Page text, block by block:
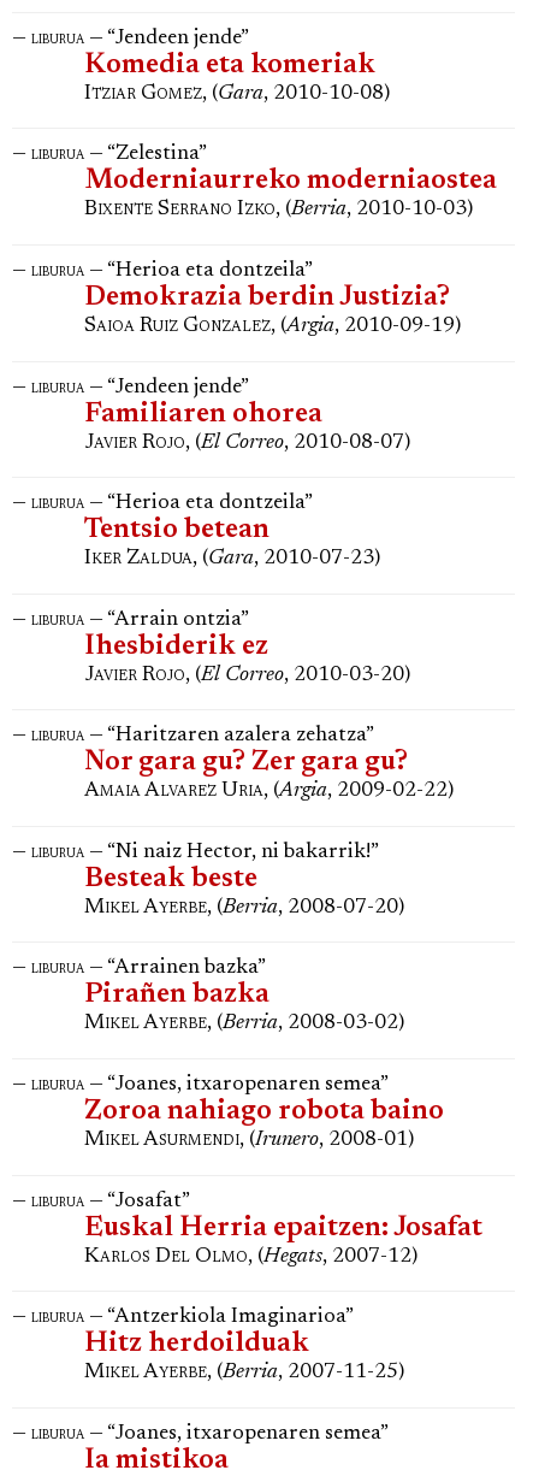
— liburua — “Jendeen jende”
Komedia eta komeriak
Itziar Gomez, (Gara, 2010-10-08)
— liburua — “Zelestina”
Moderniaurreko moderniaostea
Bixente Serrano Izko, (Berria, 2010-10-03)
— liburua — “Herioa eta dontzeila”
Demokrazia berdin Justizia?
Saioa Ruiz Gonzalez, (Argia, 2010-09-19)
— liburua — “Jendeen jende”
Familiaren ohorea
Javier Rojo, (El Correo, 2010-08-07)
— liburua — “Herioa eta dontzeila”
Tentsio betean
Iker Zaldua, (Gara, 2010-07-23)
— liburua — “Arrain ontzia”
Ihesbiderik ez
Javier Rojo, (El Correo, 2010-03-20)
— liburua — “Haritzaren azalera zehatza”
Nor gara gu? Zer gara gu?
Amaia Alvarez Uria, (Argia, 2009-02-22)
— liburua — “Ni naiz Hector, ni bakarrik!”
Besteak beste
Mikel Ayerbe, (Berria, 2008-07-20)
— liburua — “Arrainen bazka”
Pirañen bazka
Mikel Ayerbe, (Berria, 2008-03-02)
— liburua — “Joanes, itxaropenaren semea”
Zoroa nahiago robota baino
Mikel Asurmendi, (Irunero, 2008-01)
— liburua — “Josafat”
Euskal Herria epaitzen: Josafat
Karlos Del Olmo, (Hegats, 2007-12)
— liburua — “Antzerkiola Imaginarioa”
Hitz herdoilduak
Mikel Ayerbe, (Berria, 2007-11-25)
— liburua — “Joanes, itxaropenaren semea”
Ia mistikoa